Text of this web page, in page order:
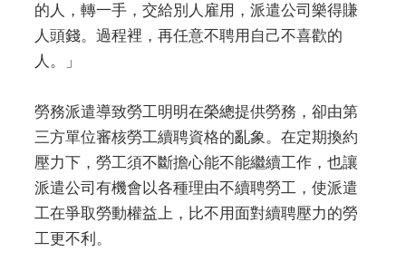
的人，轉一手，交給別人雇用，派遣公司樂得賺
人頭錢。過程裡，再任意不聘用自己不喜歡的
人。」
勞務派遣導致勞工明明在榮總提供勞務，卻由第
三方單位審核勞工續聘資格的亂象。在定期換約
壓力下，勞工須不斷擔心能不能繼續工作，也讓
派遣公司有機會以各種理由不續聘勞工，使派遣
工在爭取勞動權益上，比不用面對續聘壓力的勞
工更不利。